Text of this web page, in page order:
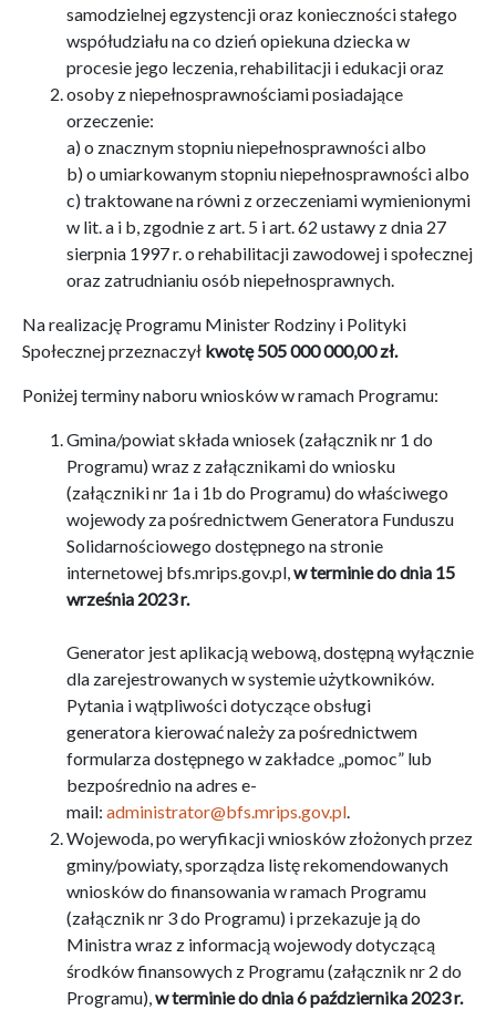
samodzielnej egzystencji oraz konieczności stałego
współudziału na co dzień opiekuna dziecka w
procesie jego leczenia, rehabilitacji i edukacji oraz
osoby z niepełnosprawnościami posiadające
orzeczenie:
a) o znacznym stopniu niepełnosprawności albo
b) o umiarkowanym stopniu niepełnosprawności albo
c) traktowane na równi z orzeczeniami wymienionymi
w lit. a i b, zgodnie z art. 5 i art. 62 ustawy z dnia 27
sierpnia 1997 r. o rehabilitacji zawodowej i społecznej
oraz zatrudnianiu osób niepełnosprawnych.
Na realizację Programu Minister Rodziny i Polityki
Społecznej przeznaczył kwotę 505 000 000,00 zł.
Poniżej terminy naboru wniosków w ramach Programu:
Gmina/powiat składa wniosek (załącznik nr 1 do
Programu) wraz z załącznikami do wniosku
(załączniki nr 1a i 1b do Programu) do właściwego
wojewody za pośrednictwem Generatora Funduszu
Solidarnościowego dostępnego na stronie
internetowej bfs.mrips.gov.pl,w terminie do dnia 15
września 2023 r.
Generator jest aplikacją webową, dostępną wyłącznie
dla zarejestrowanych w systemie użytkowników.
Pytania i wątpliwości dotyczące obsługi
generatora kierować należy za pośrednictwem
formularza dostępnego w zakładce „pomoc” lub
bezpośrednio na adres e-
mail: administrator@bfs.mrips.gov.pl.
Wojewoda, po weryfikacji wniosków złożonych przez
gminy/powiaty, sporządza listę rekomendowanych
wniosków do finansowania w ramach Programu
(załącznik nr 3 do Programu) i przekazuje ją do
Ministra wraz z informacją wojewody dotyczącą
środków finansowych z Programu (załącznik nr 2 do
Programu),w terminie do dnia 6 października 2023 r.